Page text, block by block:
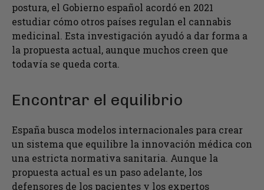
postura, el Gobierno español acordó en 2021
estudiar cómo otros países regulan el cannabis
medicinal. Esta investigación ayudó a dar forma a
la propuesta actual, aunque muchos creen que
todavía se queda corta.
Encontrar el equilibrio
España busca modelos internacionales para crear
un sistema que equilibre la innovación médica con
una estricta normativa sanitaria. Aunque la
propuesta actual es un paso adelante, los
defensores de los pacientes y los expertos